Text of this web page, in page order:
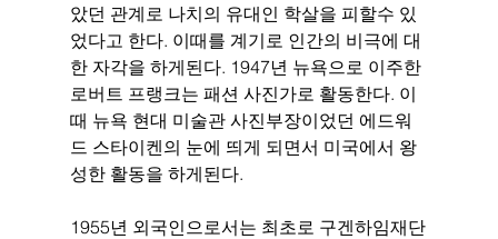
았던 관계로 나치의 유대인 학살을 피할수 있
었다고 한다. 이때를 계기로 인간의 비극에 대
한 자각을 하게된다. 1947년 뉴욕으로 이주한
로버트 프랭크는 패션 사진가로 활동한다. 이
때 뉴욕 현대 미술관 사진부장이었던 에드워
드 스타이켄의 눈에 띄게 되면서 미국에서 왕
성한 활동을 하게된다.
1955년 외국인으로서는 최초로 구겐하임재단